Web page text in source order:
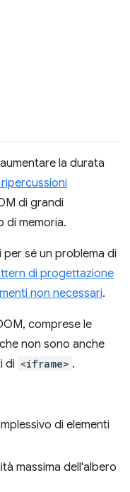
la durata
di grandi
di memoria.
sé un problema di
di progettazione
non necessari.
comprese le
non sono anche
di <iframe> .
di elementi
massima dell'albero